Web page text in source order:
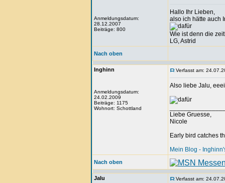
Anmeldungsdatum:
28.12.2007
Beiträge: 800
Hallo Ihr Lieben,
also ich hätte auch
Wie ist denn die
LG, Astrid
Nach oben
Inghinn
Anmeldungsdatum:
24.02.2009
Beiträge: 1175
Wohnort: Schottland
Verfasst am:
Also liebe Jalu,
Liebe Gruesse,
Nicole
Early bird catches
Mein Blog -
Nach oben
Jalu Verfasst am: